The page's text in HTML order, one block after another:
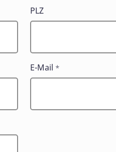
PLZ
E-Mail *